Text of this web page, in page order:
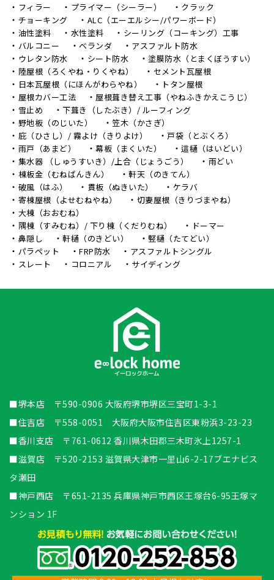
フィラー プライマー（シーラー）
クラック
チョーキング
ALC（エーエルシー/パワーボード）
油性塗料
水性塗料
シーリング（コーキング）工事
バルコニー
ベランダ
アスファルト防水
ウレタン防水
シート防水
塗膜防水（とまくぼうすい）
陸屋根（ろくやね・りくやね）
セメント瓦屋根
日本瓦屋根（にほんがわらやね）
トタン屋根
屋根カバー工法
屋根葺き替え工事（やねふきかえこうじ）
雪止め
下葺き（したぶき）/ ルーフィング
野地板（のじいた）
笠木（かさぎ）
庇（ひさし）/ 霧よけ（きりよけ）
戸袋（とぶくろ）
雨戸（あまど）
幕板（まくいた）
這樋（はいどい）
集水器 （しゅうすいき）/上合（じょうごう）
雨どい
棟板金（むねばんきん）
軒天（のきてん）
破風（はふ）
貫板（ぬきいた）
ケラバ
寄棟屋根（よせむねやね）
切妻屋根（きりづまやね）
大棟（おおむね）
隅棟（すみむね）/ 下り棟（くだりむね）
ドーマー
鼻隠し
軒樋（のきどい）
竪樋（たてどい）
パラペット
FRP防水
アスファルトシングル
スレート
コロニアル サイディング
■堺本店 〒590-0906 大阪府堺市堺区三宝町1-3-1
■住吉店 〒558-0051 大阪府大阪市住吉区東粉浜3-23-23
■香川支店 〒761-0612 香川県木田郡三木町氷上1257-1
■滋賀店 〒520-2153 滋賀県大津市一里山6-2-17ブエナビス
タ瀬田
■神戸西店 〒651-2135 兵庫県神戸市西区王塚台6-95王塚マ
ンション 1F